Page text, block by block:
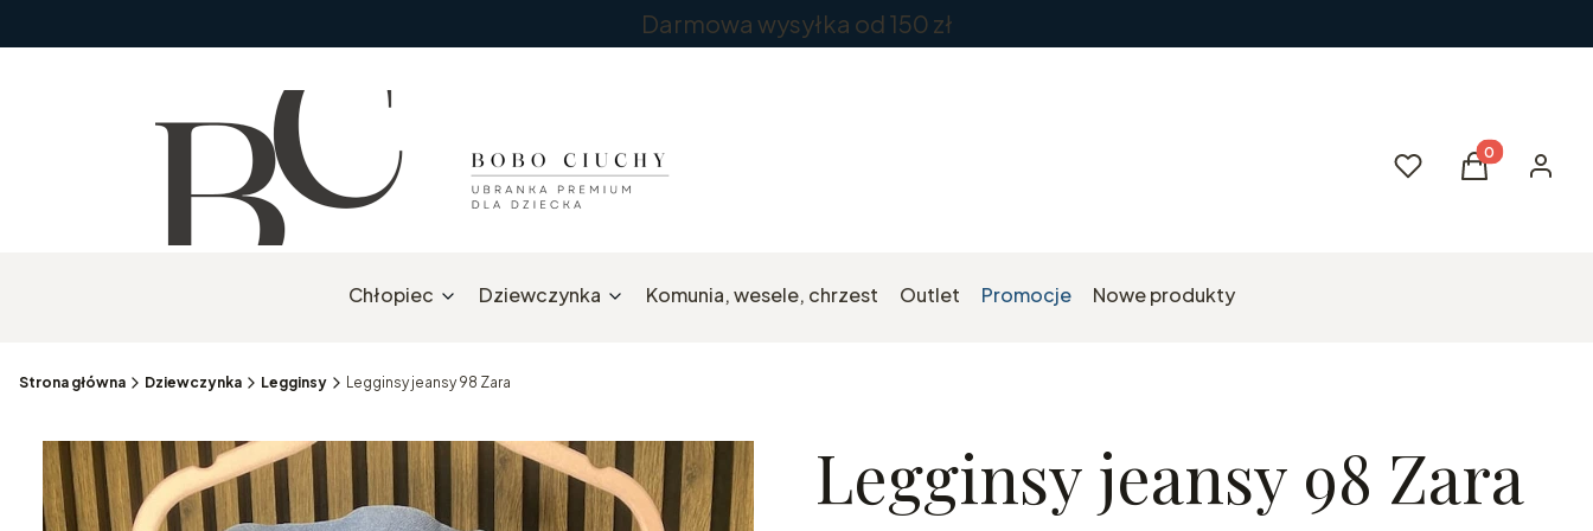
Darmowa wysyłka od 150 zł
UlubioneProdukty w
Koszyk
Chłopiec Dziewczynka Komunia, wesele, chrzest Outlet Promocje Nowe produkty
Strona główna Dziewczynka Legginsy Legginsy jeansy 98 Zara
Legginsy jeansy 98 Zara